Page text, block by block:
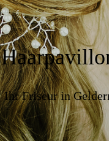
Ihr Friseur in